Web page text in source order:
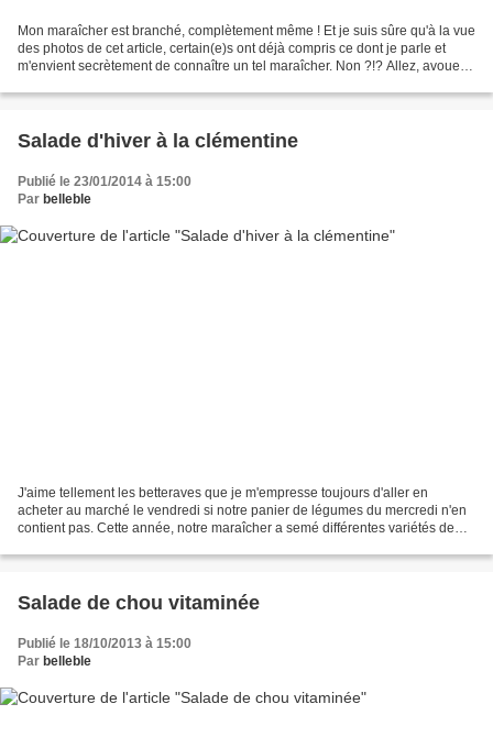
Mon maraîcher est branché, complètement même ! Et je suis sûre qu'à la vue
des photos de cet article, certain(e)s ont déjà compris ce dont je parle et
m'envient secrètement de connaître un tel maraîcher. Non ?!? Allez, avouez !
Salade d'hiver à la clémentine
Publié le 23/01/2014 à 15:00
Par belleble
J'aime tellement les betteraves que je m'empresse toujours d'aller en
acheter au marché le vendredi si notre panier de légumes du mercredi n'en
contient pas. Cette année, notre maraîcher a semé différentes variétés de
Salade de chou vitaminée
Publié le 18/10/2013 à 15:00
Par belleble